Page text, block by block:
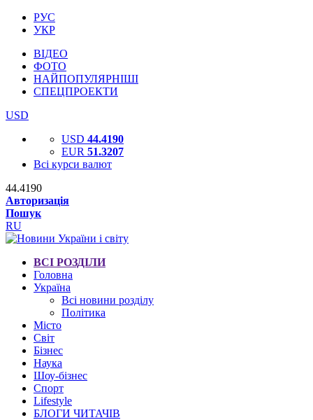
РУС
УКР
ВІДЕО
ФОТО
НАЙПОПУЛЯРНІШІ
СПЕЦПРОЕКТИ
USD
USD 44.4190
EUR 51.3207
Всі курси валют
44.4190
Авторизація
Пошук
RU
ВСІ РОЗДІЛИ
Головна
Україна
Всі новини розділу
Політика
Місто
Світ
Бізнес
Наука
Шоу-бізнес
Спорт
Lifestyle
БЛОГИ ЧИТАЧІВ